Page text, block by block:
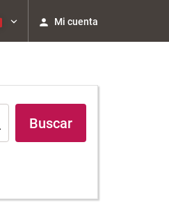
Mi cuenta
Buscar